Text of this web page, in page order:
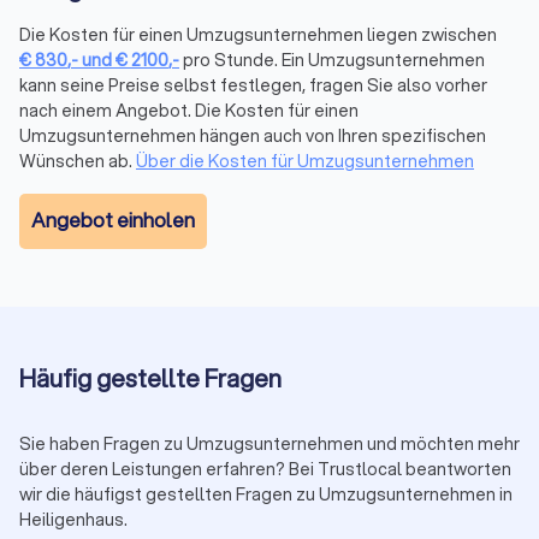
Kostenfaktor
Stundenbasierte
Richtwerte
Tageswerte
Umzugshelfer 25–40 € pro Stunde
Möbelpacker 30–50 € pro Stunde 240–400 €
LKW mit
50–100 € pro Stunde
Weitere Kostenfaktoren
Verpackungsmaterial: 50 bis 200 €
Packservice: 100 bis 300 €
Die Kosten für einen Umzugsunternehmen liegen zwischen
€830,-und€2100,-pro Stunde. Ein Umzugsunternehmen
kann seine Preise selbst festlegen, fragen Sie also vorher
nach einem Angebot. Die Kosten für einen
Umzugsunternehmen hängen auch von Ihren spezifischen
Wünschen ab. Über die Kosten für Umzugsunternehmen
Angebot einholen
Häufig gestellte Fragen
Sie haben Fragen zu Umzugsunternehmen und möchten mehr
über deren Leistungen erfahren? Bei Trustlocal beantworten
wir die häufigst gestellten Fragen zu Umzugsunternehmen in
Heiligenhaus.